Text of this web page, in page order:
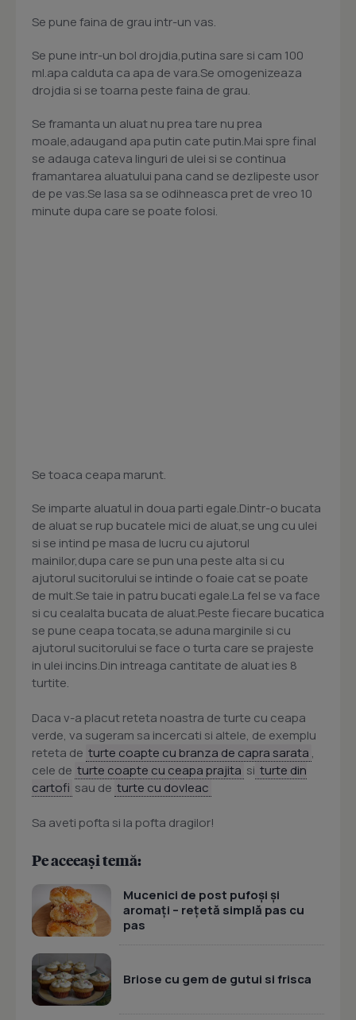
Se pune faina de grau intr-un vas.
Se pune intr-un bol drojdia,putina sare si cam 100
ml.apa calduta ca apa de vara.Se omogenizeaza
drojdia si se toarna peste faina de grau.
Se framanta un aluat nu prea tare nu prea
moale,adaugand apa putin cate putin.Mai spre final
se adauga cateva linguri de ulei si se continua
framantarea aluatului pana cand se dezlipeste usor
de pe vas.Se lasa sa se odihneasca pret de vreo 10
minute dupa care se poate folosi.
Se toaca ceapa marunt.
Se imparte aluatul in doua parti egale.Dintr-o bucata
de aluat se rup bucatele mici de aluat,se ung cu ulei
si se intind pe masa de lucru cu ajutorul
mainilor,dupa care se pun una peste alta si cu
ajutorul sucitorului se intinde o foaie cat se poate
de mult.Se taie in patru bucati egale.La fel se va face
si cu cealalta bucata de aluat.Peste fiecare bucatica
se pune ceapa tocata,se aduna marginile si cu
ajutorul sucitorului se face o turta care se prajeste
in ulei incins.Din intreaga cantitate de aluat ies 8
turtite.
Daca v-a placut reteta noastra de turte cu ceapa
verde, va sugeram sa incercati si altele, de exemplu
reteta de turte coapte cu branza de capra sarata ,
cele de turte coapte cu ceapa prajita si turte din
cartofi sau de turte cu dovleac
Sa aveti pofta si la pofta dragilor!
Pe aceeași temă:
Mucenici de post pufoși și
aromați – rețetă simplă pas cu
pas
Briose cu gem de gutui si frisca